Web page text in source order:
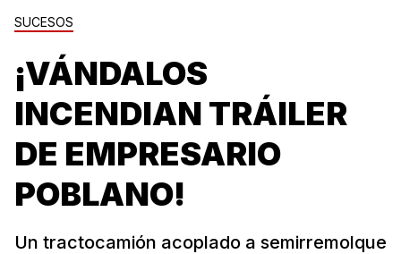
SUCESOS
¡VÁNDALOS
INCENDIAN TRÁILER
DE EMPRESARIO
POBLANO!
Un tractocamión acoplado a semirremolque